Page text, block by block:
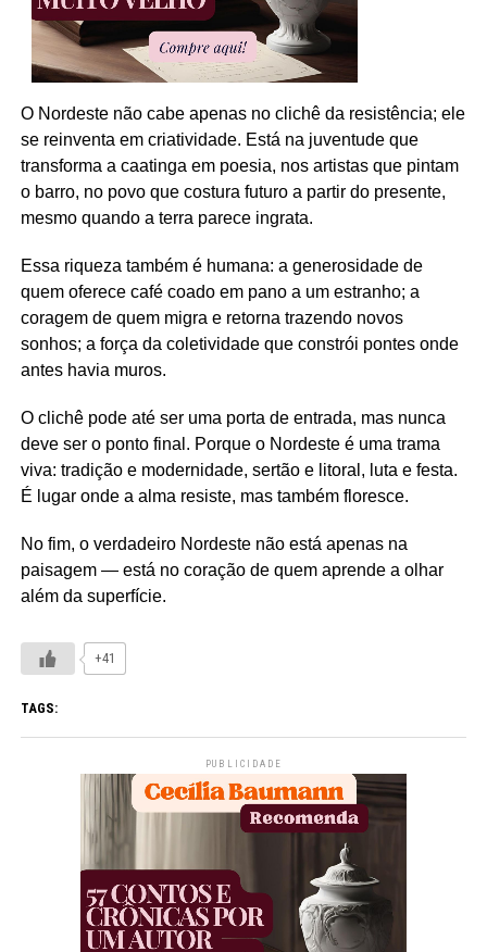
O Nordeste não cabe apenas no clichê da resistência; ele
se reinventa em criatividade. Está na juventude que
transforma a caatinga em poesia, nos artistas que pintam
o barro, no povo que costura futuro a partir do presente,
mesmo quando a terra parece ingrata.
Essa riqueza também é humana: a generosidade de
quem oferece café coado em pano a um estranho; a
coragem de quem migra e retorna trazendo novos
sonhos; a força da coletividade que constrói pontes onde
antes havia muros.
O clichê pode até ser uma porta de entrada, mas nunca
deve ser o ponto final. Porque o Nordeste é uma trama
viva: tradição e modernidade, sertão e litoral, luta e festa.
É lugar onde a alma resiste, mas também floresce.
No fim, o verdadeiro Nordeste não está apenas na
paisagem — está no coração de quem aprende a olhar
além da superfície.
+41
TAGS:
PUBLICIDADE